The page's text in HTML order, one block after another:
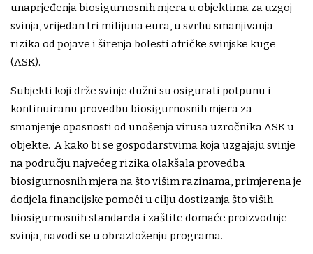
unaprjeđenja biosigurnosnih mjera u objektima za uzgoj
svinja, vrijedan tri milijuna eura, u svrhu smanjivanja
rizika od pojave i širenja bolesti afričke svinjske kuge
(ASK).
Subjekti koji drže svinje dužni su osigurati potpunu i
kontinuiranu provedbu biosigurnosnih mjera za
smanjenje opasnosti od unošenja virusa uzročnika ASK u
objekte. A kako bi se gospodarstvima koja uzgajaju svinje
na području najvećeg rizika olakšala provedba
biosigurnosnih mjera na što višim razinama, primjerena je
dodjela financijske pomoći u cilju dostizanja što viših
biosigurnosnih standarda i zaštite domaće proizvodnje
svinja, navodi se u obrazloženju programa.